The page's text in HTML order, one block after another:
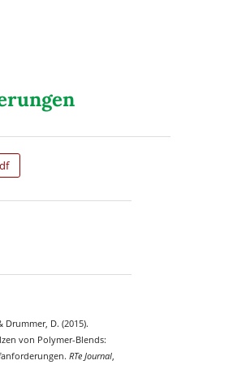
Drummer, D. (2015).
von Polymer-Blends:
RTe Journal,